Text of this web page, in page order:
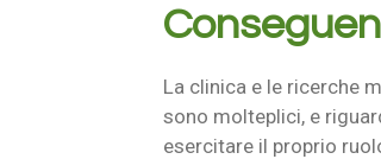
La clinica e le ricerche
sono molteplici, e
esercitare il proprio